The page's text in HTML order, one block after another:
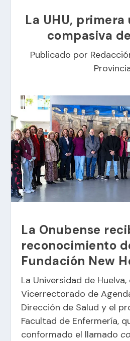
La UHU,
compasiva
Publicado por
La Onubense
reconocimiento
Fundación New
La Universidad de Huelva,
Vicerrectorado de
Dirección de Salud y el
Facultad de Enfermería,
conformado el llamado